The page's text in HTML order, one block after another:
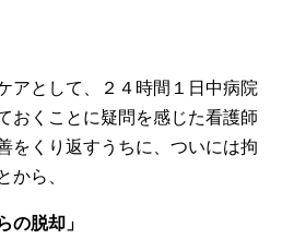
アとして、２４時間１日中病院
おくことに疑問を感じた看護師
をくり返すうちに、ついには拘
から、
脱却」